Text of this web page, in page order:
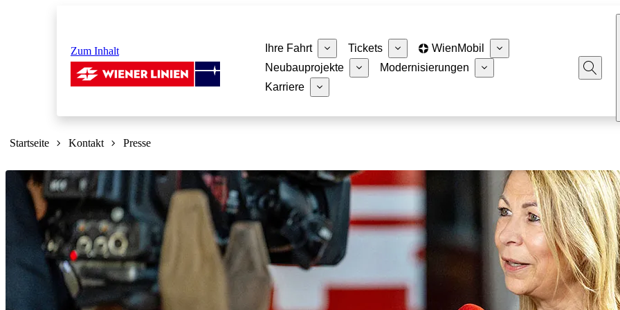
Zum Inhalt Ihre Fahrt Tickets
WienMobil
Neubauprojekte
Modernisierungen
Karriere
hier:
Startseite Kontakt Presse